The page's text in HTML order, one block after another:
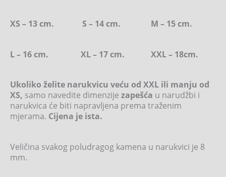
XS – 13 cm. S – 14 cm. M – 15 cm.
L – 16 cm. XL – 17 cm. XXL – 18cm.
Ukoliko želite narukvicu veću od XXL ili manju od
XS, samo navedite dimenzije zapešća u narudžbi i
narukvica će biti napravljena prema traženim
mjerama. Cijena je ista.
Veličina svakog poludragog kamena u narukvici je 8
mm.